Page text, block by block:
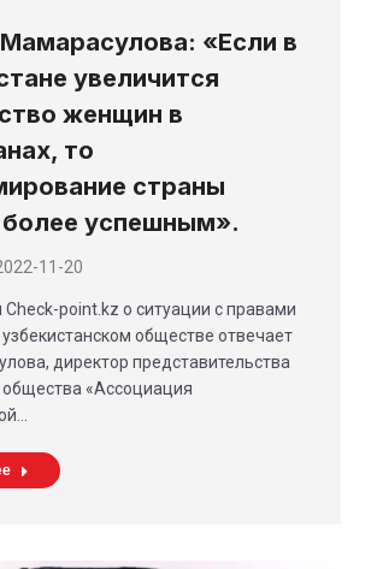
Мамарасулова: «Если в
увеличится
женщин в
то
страны
более успешным».
11-20
Check-point.kz о ситуации с правами
обществе отвечает
директор представительства
«Ассоциация